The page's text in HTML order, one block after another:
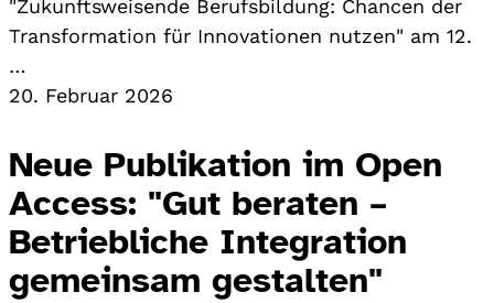
"Zukunftsweisende Berufsbildung: Chancen der
Transformation für Innovationen nutzen" am 12.
…
20. Februar 2026
Neue Publikation im Open
Access: "Gut beraten –
Betriebliche Integration
gemeinsam gestalten"